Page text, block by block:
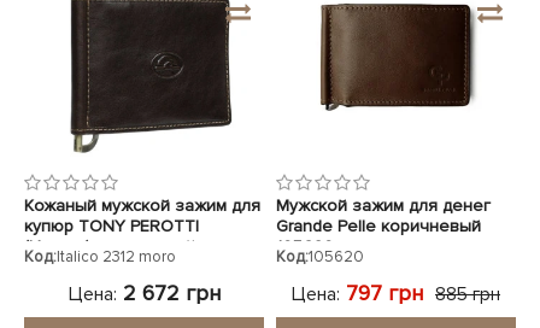
Показать все
Показать все
ЧЕХЛЫ ДЛЯ НОУТБУКОВ
Показать все
Кожаный мужской зажим для
купюр TONY PEROTTI
(Италия) коричневый
Код:Italico 2312 moro
Цена: 2 672 грн
Мужской зажим для денег
Grande Pelle коричневый
105620
Код:105620
Цена: 797 грн 885 грн